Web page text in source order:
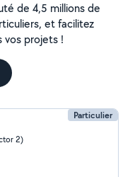
de 4,5 millions de
et facilitez
projets !
Particulier
2)